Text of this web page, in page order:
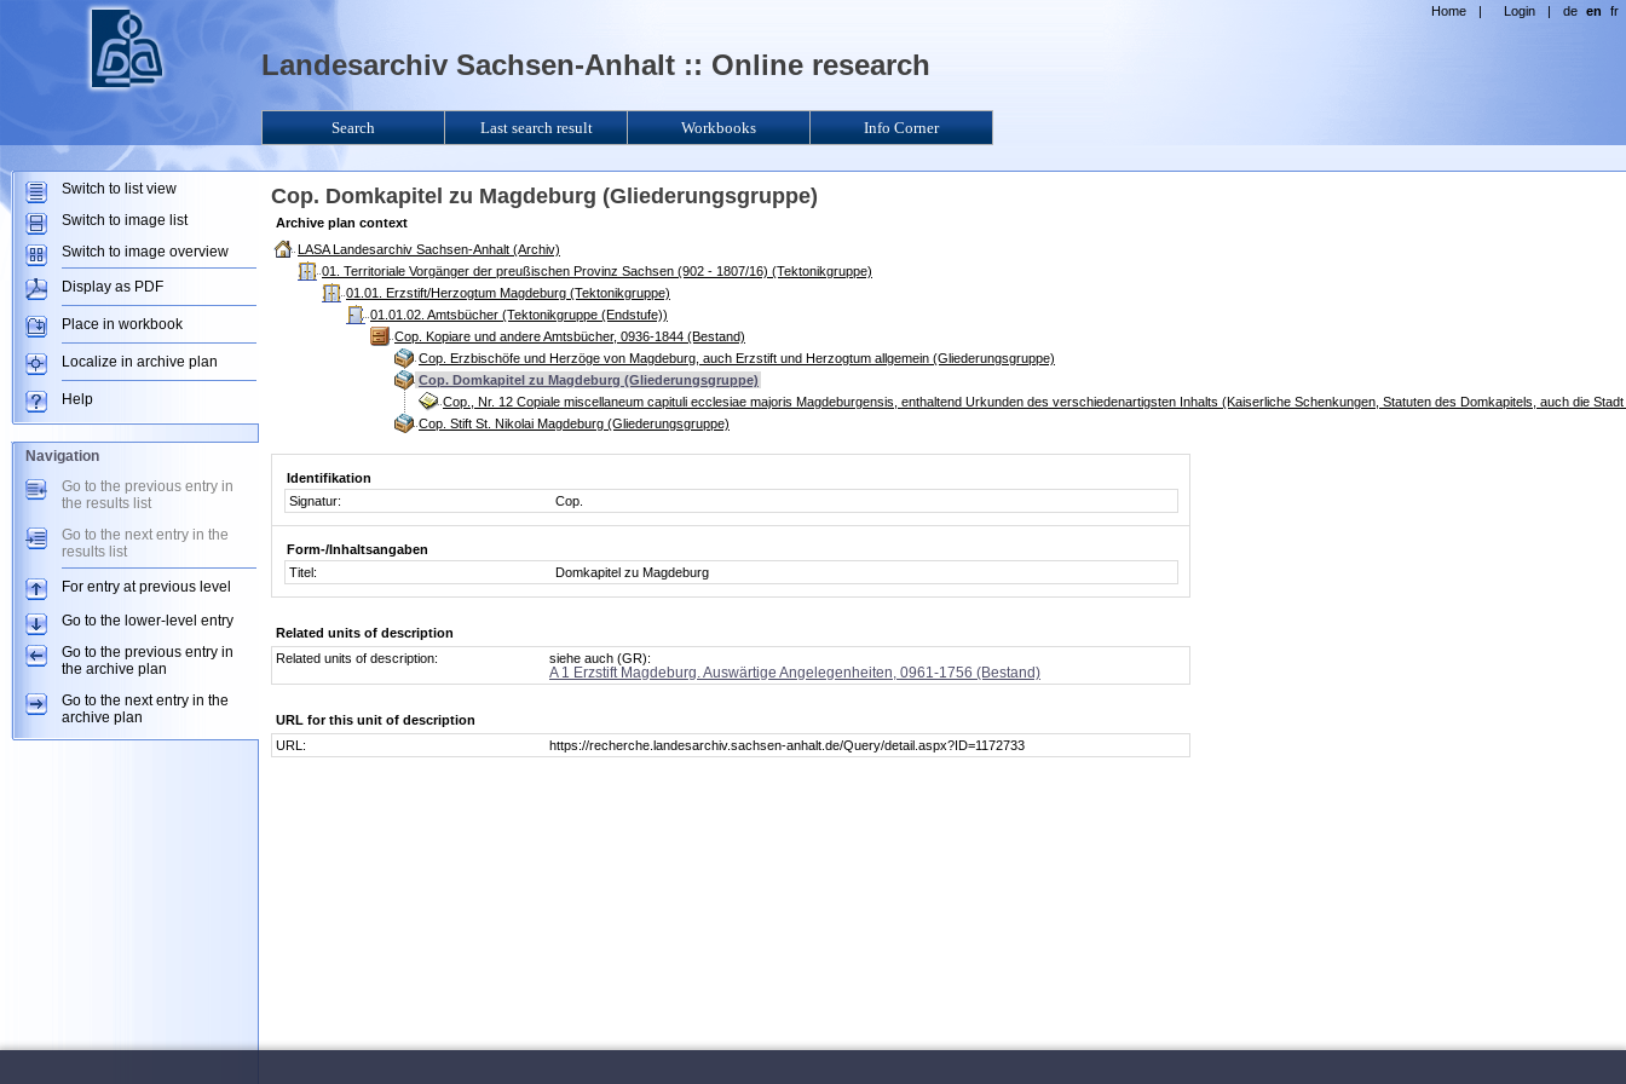
Cop. Domkapitel zu Magdeburg (Gliederungsgruppe)
Archive plan context
LASA Landesarchiv Sachsen-Anhalt (Archiv)
01. Territoriale Vorgänger der preußischen Provinz Sachsen (902 - 1807/16) (Tektonikgruppe)
01.01. Erzstift/Herzogtum Magdeburg (Tektonikgruppe)
01.01.02. Amtsbücher (Tektonikgruppe (Endstufe))
Cop. Kopiare und andere Amtsbücher, 0936-1844 (Bestand)
Cop. Erzbischöfe und Herzöge von Magdeburg, auch Erzstift und Herzogtum allgemein (Gliederungsgruppe)
Cop. Domkapitel zu Magdeburg (Gliederungsgruppe)
Cop., Nr. 12 Copiale miscellaneum capituli ecclesiae majoris Magdeburgensis, enthaltend Urkunden des verschiedenartigsten Inhalts (Kaiserliche Schenkungen, Statuten des Domkapitels, auch die
Cop. Stift St. Nikolai Magdeburg (Gliederungsgruppe)
Identifikation
Signatur:
Cop.
Form-/Inhaltsangaben
Titel:
Domkapitel zu Magdeburg
Related units of description
Related units of description:
siehe auch (GR):
A 1 Erzstift Magdeburg. Auswärtige Angelegenheiten, 0961-1756 (Bestand)
URL for this unit of description
URL:
https://recherche.landesarchiv.sachsen-anhalt.de/Query/detail.aspx?ID=1172733
Home | Login | de en fr
Landesarchiv Sachsen-Anhalt :: Online research
Search Last search result Workbooks Info Corner
Switch to list view
Switch to image list
Switch to image overview
Display as PDF
Place in workbook
Localize in archive plan
Help
Navigation
Go to the previous entry in
the results list
Go to the next entry in the
results list
For entry at previous level
Go to the lower-level entry
Go to the previous entry in
the archive plan
Go to the next entry in the
archive plan